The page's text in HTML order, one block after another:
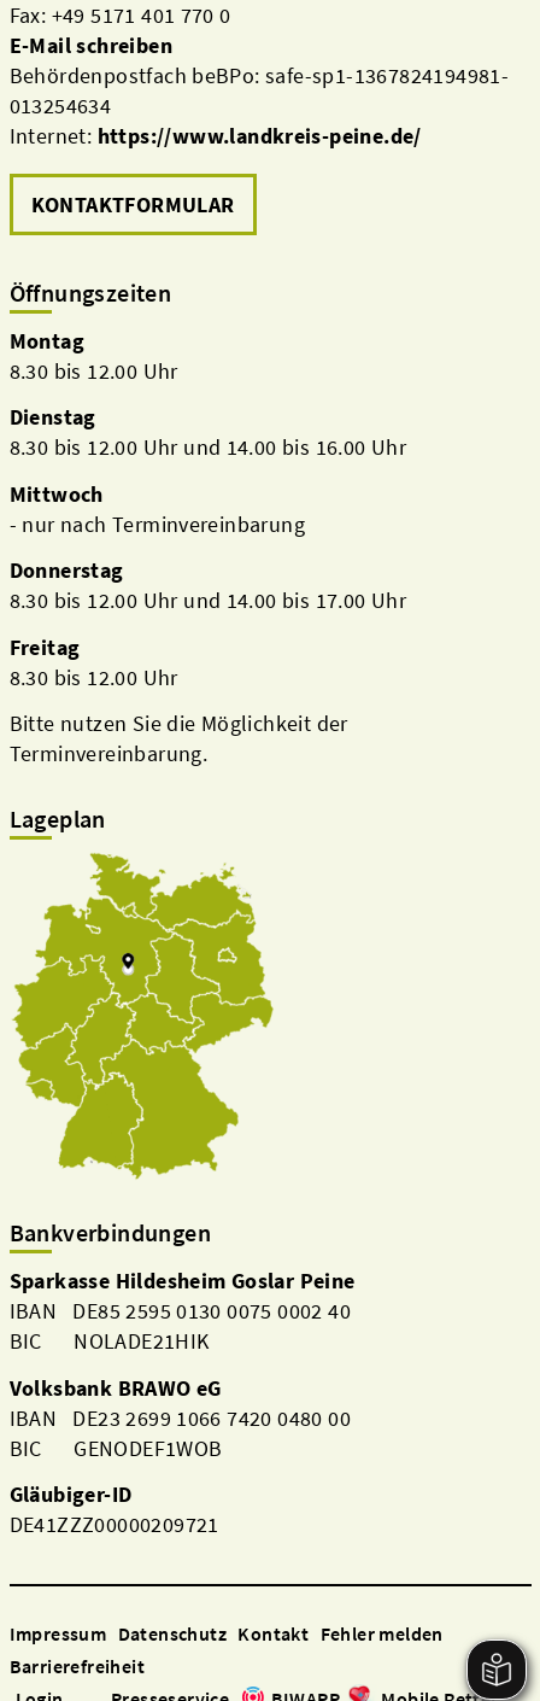
Fax: +49 5171 401 770 0
E-Mail schreiben
Behördenpostfach beBPo: safe-sp1-1367824194981-
013254634
Internet: https://www.landkreis-peine.de/
KONTAKTFORMULAR
Öffnungszeiten
Montag
8.30 bis 12.00 Uhr
Dienstag
8.30 bis 12.00 Uhr und 14.00 bis 16.00 Uhr
Mittwoch
- nur nach Terminvereinbarung
Donnerstag
8.30 bis 12.00 Uhr und 14.00 bis 17.00 Uhr
Freitag
8.30 bis 12.00 Uhr
Bitte nutzen Sie die Möglichkeit der
Terminvereinbarung.
Lageplan
Bankverbindungen
Sparkasse Hildesheim Goslar Peine
IBAN DE85 2595 0130 0075 0002 40
BIC NOLADE21HIK
Volksbank BRAWO eG
IBAN DE23 2699 1066 7420 0480 00
BIC GENODEF1WOB
Gläubiger-ID
DE41ZZZ00000209721
Impressum Datenschutz Kontakt Fehler melden
Barrierefreiheit